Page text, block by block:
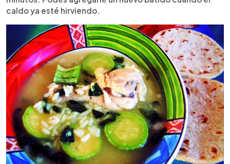
caldo ya esté hirviendo.